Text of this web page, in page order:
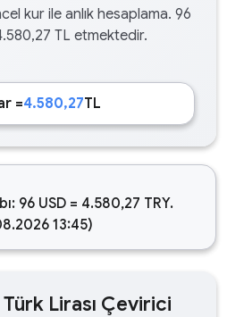
kur ile anlık hesaplama. 96
TL etmektedir.
=4.580,27TL
96 USD = 4.580,27 TRY.
13:45)
Lirası Çevirici